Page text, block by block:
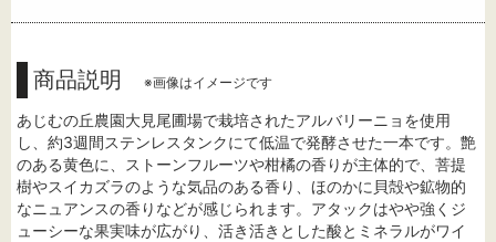
商品説明 ※画像はイメージです
あじむの丘農園大見尾圃場で栽培されたアルバリーニョを使用
し、約3週間ステンレスタンクにて低温で発酵させた一本です。艶
のある黄色に、ストーンフルーツや柑橘の香りが主体的で、菩提
樹やスイカズラのような気品のある香り、ほのかに貝殻や鉱物的
なニュアンスの香りなどが感じられます。アタックはやや強くジ
ューシーな果実味が広がり、活き活きとした酸とミネラルがワイ